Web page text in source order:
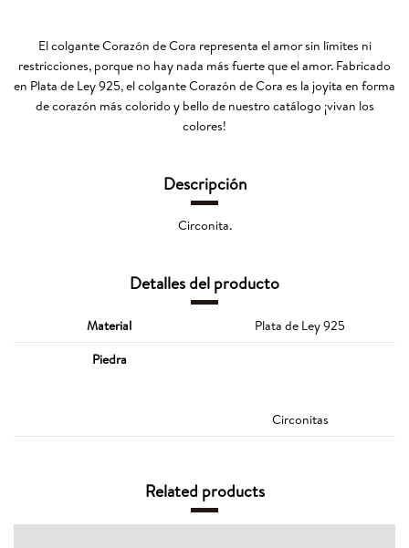
El colgante Corazón de Cora representa el amor sin límites ni
restricciones, porque no hay nada más fuerte que el amor. Fabricado
en Plata de Ley 925, el colgante Corazón de Cora es la joyita en forma
de corazón más colorido y bello de nuestro catálogo ¡vivan los
colores!
Descripción
Circonita.
Detalles del producto
Material
Plata de Ley 925
Piedra
Circonitas
Related products